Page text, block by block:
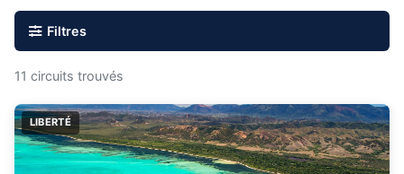
Filtres
DURÉE
1 semaine 2 semaines 3 semaines
11 circuits trouvés
LIBERTÉ